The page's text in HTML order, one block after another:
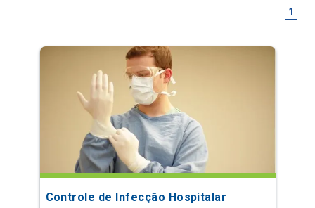
1
Controle de Infecção Hospitalar